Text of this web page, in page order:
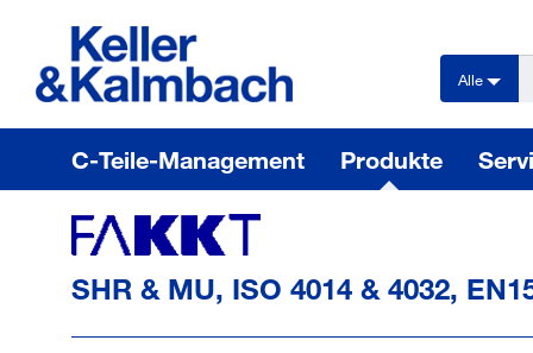
Alle
C-Teile-Management Produkte
SHR & MU, ISO 4014 & 4032,